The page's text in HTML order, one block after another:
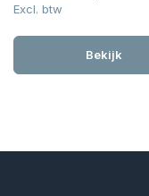
Excl. btw
Bekijk